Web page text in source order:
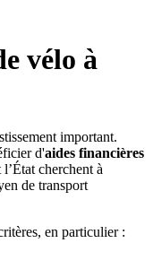
vélo à
important.
d'aides financières
cherchent à
de transport
en particulier :